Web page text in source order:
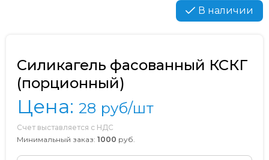
В наличии
Силикагель фасованный КСКГ
(порционный)
Цена: 28 руб/шт
Счет выставляется с НДС
Минимальный заказ: 1000 руб.